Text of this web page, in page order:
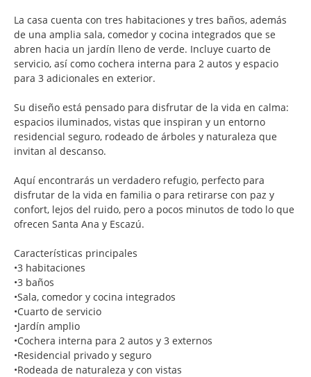
La casa cuenta con tres habitaciones y tres baños, además
de una amplia sala, comedor y cocina integrados que se
abren hacia un jardín lleno de verde. Incluye cuarto de
servicio, así como cochera interna para 2 autos y espacio
para 3 adicionales en exterior.
Su diseño está pensado para disfrutar de la vida en calma:
espacios iluminados, vistas que inspiran y un entorno
residencial seguro, rodeado de árboles y naturaleza que
invitan al descanso.
Aquí encontrarás un verdadero refugio, perfecto para
disfrutar de la vida en familia o para retirarse con paz y
confort, lejos del ruido, pero a pocos minutos de todo lo que
ofrecen Santa Ana y Escazú.
Características principales
•3 habitaciones
•3 baños
•Sala, comedor y cocina integrados
•Cuarto de servicio
•Jardín amplio
•Cochera interna para 2 autos y 3 externos
•Residencial privado y seguro
•Rodeada de naturaleza y con vistas